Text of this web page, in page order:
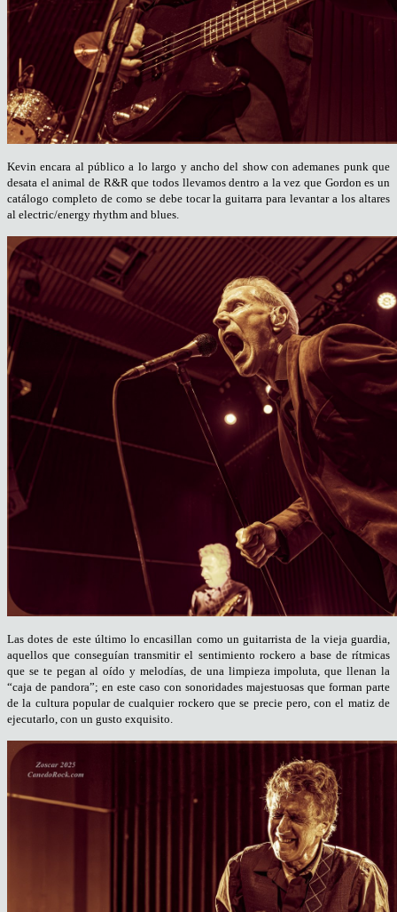
Kevin encara al público a lo largo y ancho del show con ademanes punk que
desata el animal de R&R que todos llevamos dentro a la vez que Gordon es un
catálogo completo de como se debe tocar la guitarra para levantar a los altares
al electric/energy rhythm and blues.
Las dotes de este último lo encasillan como un guitarrista de la vieja guardia,
aquellos que conseguían transmitir el sentimiento rockero a base de rítmicas
que se te pegan al oído y melodías, de una limpieza impoluta, que llenan la
“caja de pandora”; en este caso con sonoridades majestuosas que forman parte
de la cultura popular de cualquier rockero que se precie pero, con el matiz de
ejecutarlo, con un gusto exquisito.